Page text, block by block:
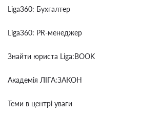
Liga360: Бухгалтер
Liga360: PR-менеджер
Знайти юриста Liga:BOOK
Академія ЛІГА:ЗАКОН
Теми в центрі уваги